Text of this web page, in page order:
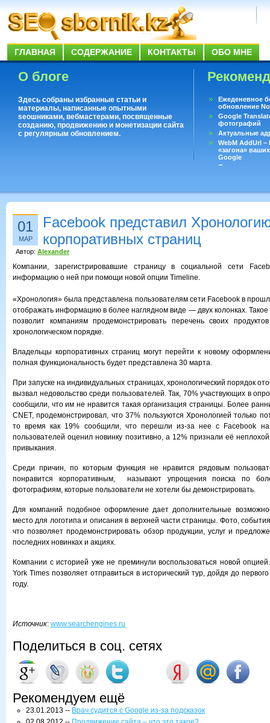
ГЛАВНАЯ СОДЕРЖАНИЕ КОНТАКТЫ ОБО МНЕ
О блоге
Здесь собраны избранные статьи и
материалы, написанные опытными
seoшниками, вебмастерами, посвященные
созданию, продвижению и монетизации сайта
с регулярным обновлением.
Ежеденевное
обновление
Google
фотографий
Актуальные
WebM AddUrl
«загона»
Google
Существует
01
МАР
Facebook представил
корпоративных страниц
Автор: Alexander
Компании, зарегистрировавшие страницу в социальной сети
информацию о ней при помощи новой опции Timeline.
«Хронология» была представлена пользователям сети Facebook в
отображать информацию в более наглядном виде — двух колонках.
позволит компаниям продемонстрировать перечень своих
хронологическом порядке.
Владельцы корпоративных страниц могут перейти к новому
полная функциональность будет представлена 30 марта.
При запуске на индивидуальных страницах, хронологический порядок
вызвал недовольство среди пользователей. Так, 70% участвующих в
сообщили, что им не нравится такая организация страницы. Более
CNET, продемонстрировал, что 37% пользуются Хронологией только
то время как 19% сообщили, что перешли из-за нее с Facebook на
пользователей оценил новинку позитивно, а 12% признали её
привыкания.
Среди причин, по которым функция не нравится рядовым
понравится корпоративным, называют упрощения поиска по
фотографиям, которые пользователи не хотели бы демонстрировать.
Для компаний подобное оформление дает дополнительные
место для логотипа и описания в верхней части страницы. Фото,
что позволяет продемонстрировать обзор продукции, услуг и
последних новинках и акциях.
Компании с историей уже не преминули воспользоваться новой
York Times позволяет отправиться в исторический тур, дойдя до
году.
Источник: www.searchengines.ru
Поделиться в соц. сетях
Рекомендуем ещё
23.01.2013 -- Врач судится с Google из-за подсказок